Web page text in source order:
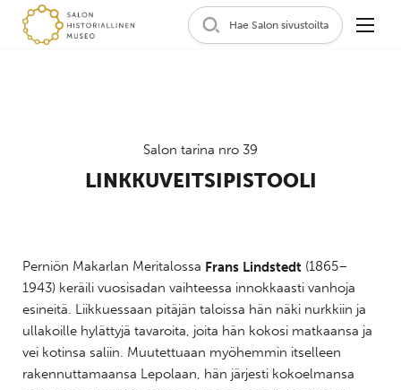
Hae Salon sivustoilta
Salon tarina nro 39
LINKKUVEITSIPISTOOLI
Perniön Makarlan Meritalossa Frans Lindstedt (1865–
1943) keräili vuosisadan vaihteessa innokkaasti vanhoja
esineitä. Liikkuessaan pitäjän taloissa hän näki nurkkiin ja
ullakoille hylättyjä tavaroita, joita hän kokosi matkaansa ja
vei kotinsa saliin. Muutettuaan myöhemmin itselleen
rakennuttamaansa Lepolaan, hän järjesti kokoelmansa